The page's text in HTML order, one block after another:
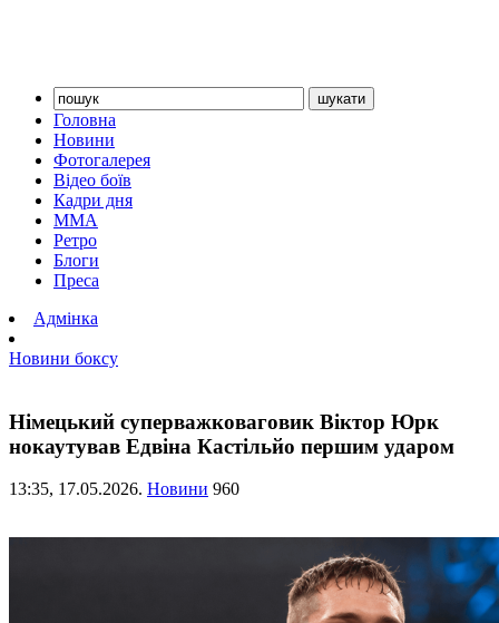
Головна
Новини
Фотогалерея
Відео боїв
Кадри дня
ММА
Ретро
Блоги
Преса
Адмінка
Новини боксу
Німецький суперважковаговик Віктор Юрк
нокаутував Едвіна Кастільйо першим ударом
13:35, 17.05.2026. Новини 960